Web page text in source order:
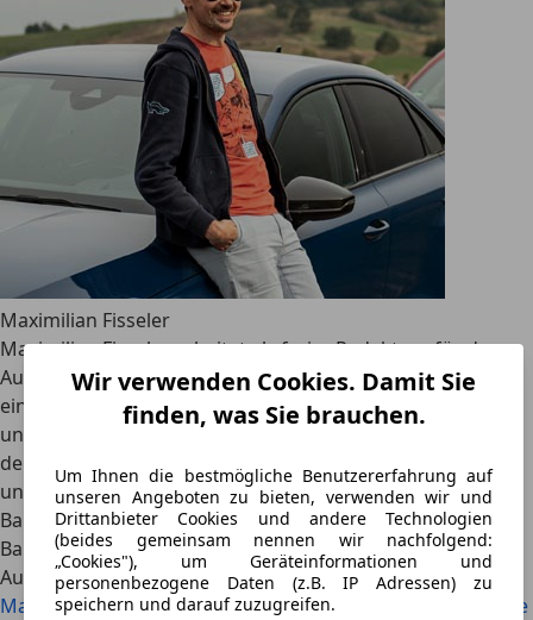
Wir verwenden Cookies. Damit Sie
finden, was Sie brauchen.
Um Ihnen die bestmögliche Benutzererfahrung auf
unseren Angeboten zu bieten, verwenden wir und
Drittanbieter Cookies und andere Technologien
(beides gemeinsam nennen wir nachfolgend:
„Cookies"), um Geräteinformationen und
personenbezogene Daten (z.B. IP Adressen) zu
speichern und darauf zuzugreifen.
Maximilian Fisseler
Maximilian Fisseler arbeitet als freier Redakteur für das
AutoScout24 Magazin. Als italophiler Allesfahrer pflegt er
eine romantisch-verklärte Sicht auf das Automobil. Benzin
und Motoröl sind ihm deutlich näher als die Suche nach
der nächsten Ladesäule. Sein Traumwagen trägt, ganz
unitalienisch, ein Porsche-Wappen: der 911 Turbo der
Baureihe 964. Im Alltag bewegt er eine E-Klasse der
Baureihe 212.
Auch interessant
Maserati Quattroporte V vs. Mercedes S 500 W221: Welche